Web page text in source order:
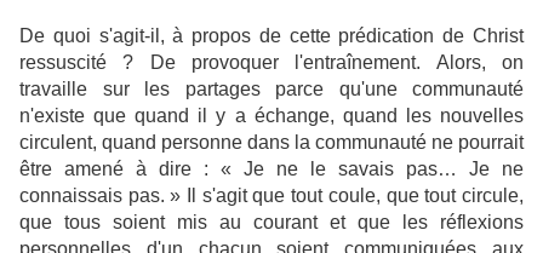
De quoi s'agit-il, à propos de cette prédication de Christ
ressuscité ? De provoquer l'entraînement. Alors, on
travaille sur les partages parce qu'une communauté
n'existe que quand il y a échange, quand les nouvelles
circulent, quand personne dans la communauté ne pourrait
être amené à dire : « Je ne le savais pas… Je ne
connaissais pas. » Il s'agit que tout coule, que tout circule,
que tous soient mis au courant et que les réflexions